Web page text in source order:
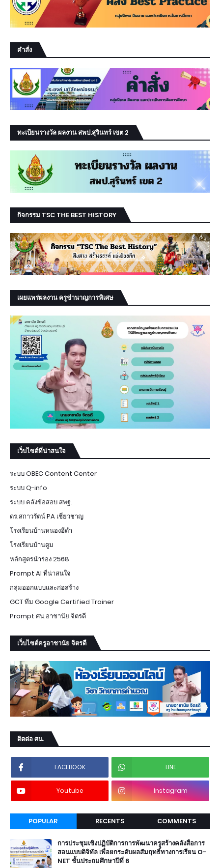
คำสั่ง
ทะเบียนรางวัล ผลงาน สพป.สุรินทร์ เขต 2
กิจกรรม TSC THE BEST HISTORY
เผยแพร่ผลงาน ครูชำนาญการพิเศษ
เว็บไซต์ที่น่าสนใจ
ระบบ OBEC Content Center
ระบบ Q-info
ระบบ คลังข้อสอบ สพฐ.
ดร.สกาวรัตน์ PA เชี่ยวชาญ
โรงเรียนบ้านหนองอีดำ
โรงเรียนบ้านตูม
หลักสูตรนำร่อง 2568
Prompt AI ที่น่าสนใจ
กลุ่มออกแบบและก่อสร้าง
GCT ทีม Google Certified Trainer
Prompt ศน.อาชานัย จิตรดี
เว็บไซต์ครูอาชานัย จิตรดี
ติดต่อ ศน.
FACEBOOK LINE
Youtube Instagram
POPULAR RECENTS COMMENTS
การประชุมเชิงปฏิบัติการการพัฒนาครูสร้างคลังสื่อการ
สอนแบบดิจิทัล เพื่อยกระดับผลสัมฤทธิ์ทางการเรียน O-
NET ชั้นประถมศึกษาปีที่ 6